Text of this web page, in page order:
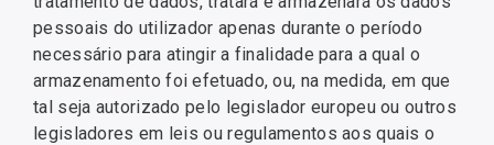
pessoais do utilizador apenas durante o período
necessário para atingir a finalidade para a qual o
armazenamento foi efetuado, ou, na medida, em que
tal seja autorizado pelo legislador europeu ou outros
legisladores em leis ou regulamentos aos quais o